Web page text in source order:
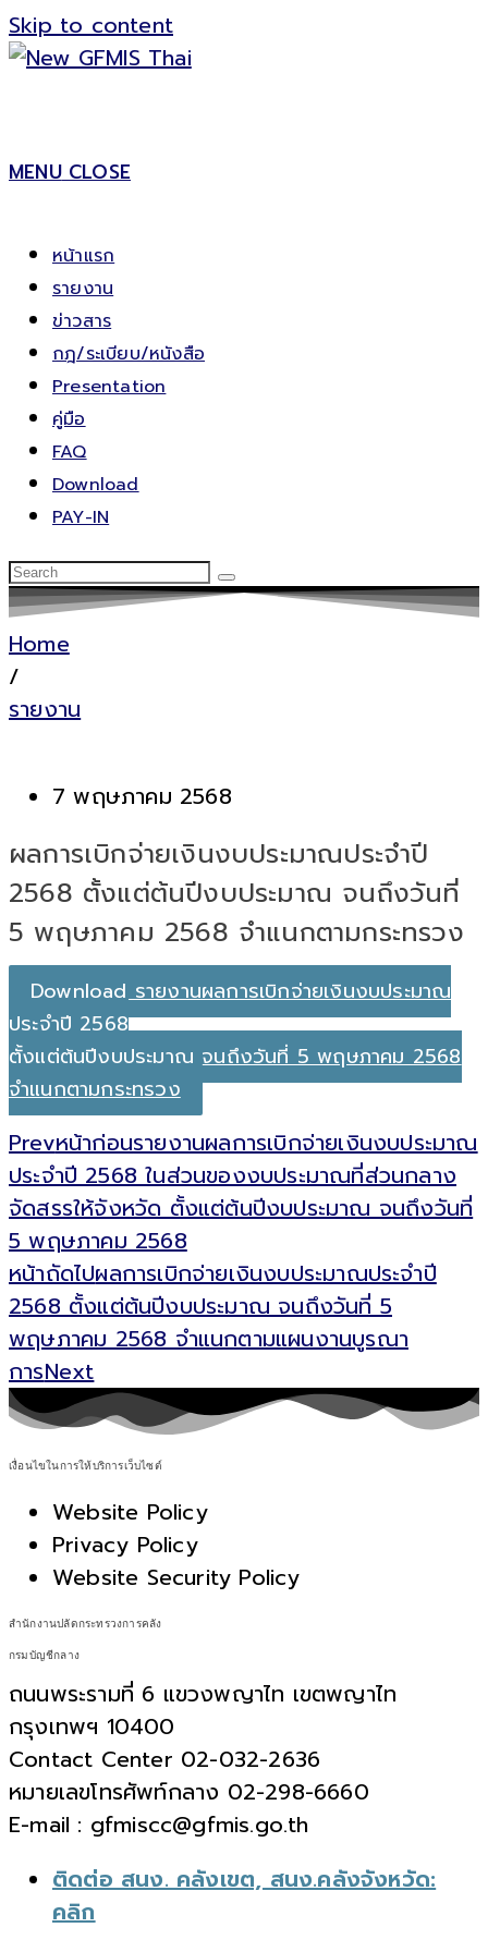
Skip to content
MENU CLOSE
หน้าแรก
รายงาน
ข่าวสาร
กฎ/ระเบียบ/หนังสือ
Presentation
คู่มือ
FAQ
Download
PAY-IN
Home
/
รายงาน
7 พฤษภาคม 2568
ผลการเบิกจ่ายเงินงบประมาณประจำปี
2568 ตั้งแต่ต้นปีงบประมาณ จนถึงวันที่
5 พฤษภาคม 2568 จำแนกตามกระทรวง
Download รายงานผลการเบิกจ่ายเงินงบประมาณ
ประจำปี 2568
ตั้งแต่ต้นปีงบประมาณ จนถึงวันที่ 5 พฤษภาคม 2568
จำแนกตามกระทรวง
Prevหน้าก่อนรายงานผลการเบิกจ่ายเงินงบประมาณ
ประจำปี 2568 ในส่วนของงบประมาณที่ส่วนกลาง
จัดสรรให้จังหวัด ตั้งแต่ต้นปีงบประมาณ จนถึงวันที่
5 พฤษภาคม 2568
หน้าถัดไปผลการเบิกจ่ายเงินงบประมาณประจำปี
2568 ตั้งแต่ต้นปีงบประมาณ จนถึงวันที่ 5
พฤษภาคม 2568 จำแนกตามแผนงานบูรณา
การNext
เงื่อนไขในการให้บริการเว็บไซต์
Website Policy
Privacy Policy
Website Security Policy
สำนักงานปลัดกระทรวงการคลัง
กรมบัญชีกลาง
ถนนพระรามที่ 6 แขวงพญาไท เขตพญาไท
กรุงเทพฯ 10400
Contact Center 02-032-2636
หมายเลขโทรศัพท์กลาง 02-298-6660
E-mail : gfmiscc@gfmis.go.th
ติดต่อ สนง. คลังเขต, สนง.คลังจังหวัด:
คลิก